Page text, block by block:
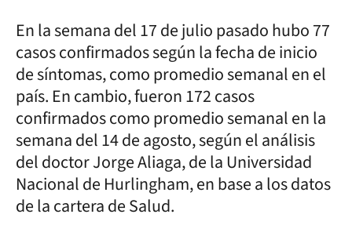
En la semana del 17 de julio pasado hubo 77
casos confirmados según la fecha de inicio
de síntomas, como promedio semanal en el
país. En cambio, fueron 172 casos
confirmados como promedio semanal en la
semana del 14 de agosto, según el análisis
del doctor Jorge Aliaga, de la Universidad
Nacional de Hurlingham, en base a los datos
de la cartera de Salud.